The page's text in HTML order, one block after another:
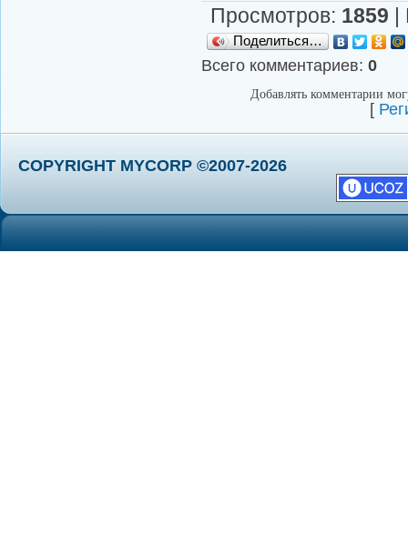
Просмотров: 1859 |
Поделиться…
Всего комментариев: 0
Добавлять комментарии
[
COPYRIGHT MYCORP ©2007-2026